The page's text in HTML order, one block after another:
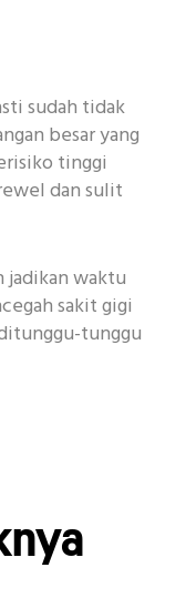
Habit Kecantikan
sudah tidak
besar yang
tinggi
dan sulit
jadikan waktu
sakit gigi
tunggu